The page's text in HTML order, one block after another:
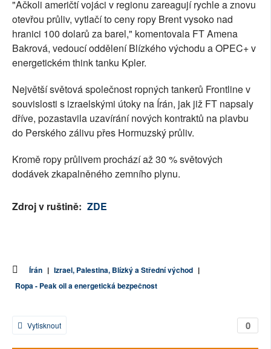
"Ačkoli američtí vojáci v regionu zareagují rychle a znovu
otevřou průliv, vytlačí to ceny ropy Brent vysoko nad
hranici 100 dolarů za barel," komentovala FT Amena
Bakrová, vedoucí oddělení Blízkého východu a OPEC+ v
energetickém think tanku Kpler.
Největší světová společnost ropných tankerů Frontline v
souvislosti s izraelskými útoky na Írán, jak již FT napsaly
dříve, pozastavila uzavírání nových kontraktů na plavbu
do Perského zálivu přes Hormuzský průliv.
Kromě ropy průlivem prochází až 30 % světových
dodávek zkapalněného zemního plynu.
Zdroj v ruštině: ZDE
Írán | Izrael, Palestina, Blízký a Střední východ |
Ropa - Peak oil a energetická bezpečnost
0
Vytisknout